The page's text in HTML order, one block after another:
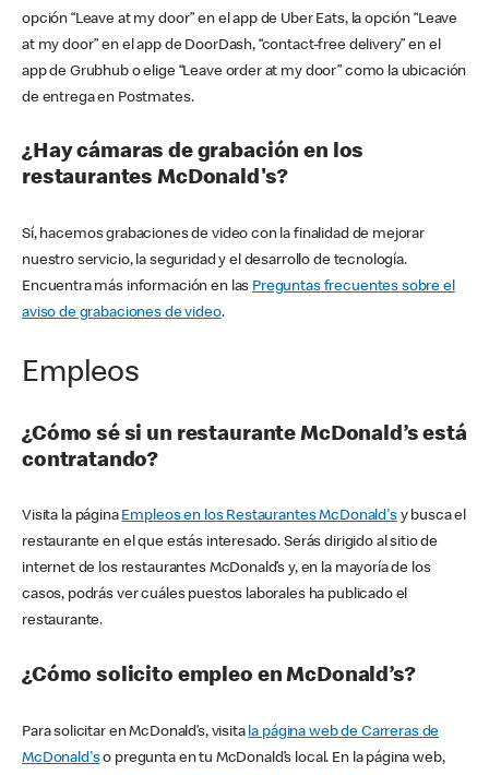
opción “Leave at my door” en el app de Uber Eats, la opción “Leave
at my door” en el app de DoorDash, “contact-free delivery” en el
app de Grubhub o elige “Leave order at my door” como la ubicación
de entrega en Postmates.
¿Hay cámaras de grabación en los
restaurantes McDonald's?
Sí, hacemos grabaciones de video con la finalidad de mejorar
nuestro servicio, la seguridad y el desarrollo de tecnología.
Encuentra más información en las Preguntas frecuentes sobre el
aviso de grabaciones de video.
Empleos
¿Cómo sé si un restaurante McDonald’s está
contratando?
Visita la página Empleos en los Restaurantes McDonald'sy busca el
restaurante en el que estás interesado. Serás dirigido al sitio de
internet de los restaurantes McDonald’s y, en la mayoría de los
casos, podrás ver cuáles puestos laborales ha publicado el
restaurante.
¿Cómo solicito empleo en McDonald’s?
Para solicitar en McDonald’s, visita la página web de Carreras de
McDonald'so pregunta en tu McDonald’s local. En la página web,